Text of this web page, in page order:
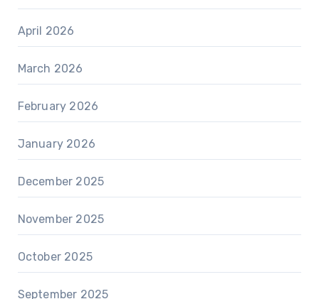
April 2026
March 2026
February 2026
January 2026
December 2025
November 2025
October 2025
September 2025